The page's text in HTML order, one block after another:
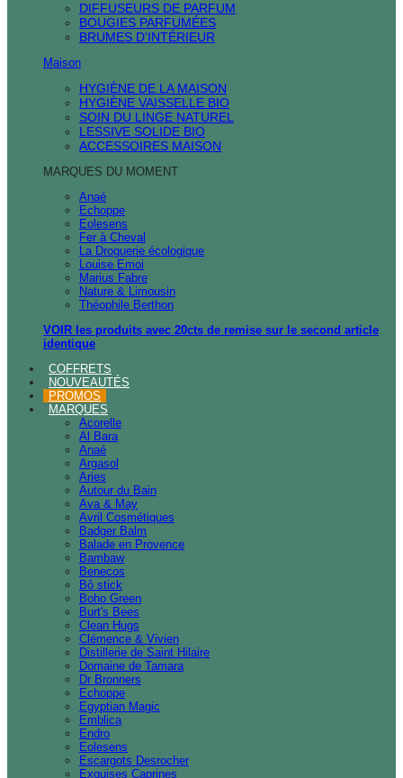
DIFFUSEURS DE PARFUM
BOUGIES PARFUMÉES
BRUMES D'INTÉRIEUR
Maison
HYGIÈNE DE LA MAISON
HYGIÈNE VAISSELLE BIO
SOIN DU LINGE NATUREL
LESSIVE SOLIDE BIO
ACCESSOIRES MAISON
MARQUES DU MOMENT
Anaé
Echoppe
Eolesens
Fer à Cheval
La Droguerie écologique
Louise Emoi
Marius Fabre
Nature & Limousin
Théophile Berthon
VOIR les produits avec 20cts de remise sur le second article
identique
COFFRETS
NOUVEAUTÉS
PROMOS
MARQUES
Acorelle
Al Bara
Anaé
Argasol
Aries
Autour du Bain
Ava & May
Avril Cosmétiques
Badger Balm
Balade en Provence
Bambaw
Benecos
Bô stick
Boho Green
Burt's Bees
Clean Hugs
Clémence & Vivien
Distillerie de Saint Hilaire
Domaine de Tamara
Dr Bronners
Echoppe
Egyptian Magic
Emblica
Endro
Eolesens
Escargots Desrocher
Exquises Caprines